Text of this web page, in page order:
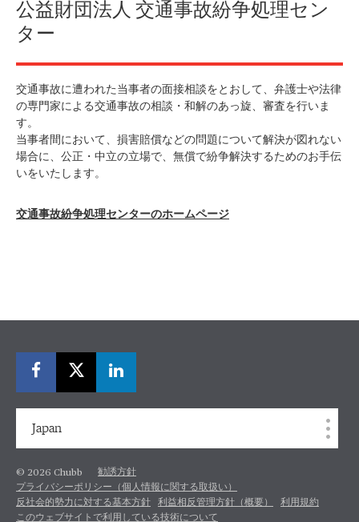
公益財団法人 交通事故紛争処理セン
ター
交通事故に遭われた当事者の面接相談をとおして、弁護士や法律
の専門家による交通事故の相談・和解のあっ旋、審査を行いま
す。
当事者間において、損害賠償などの問題について解決が図れない
場合に、公正・中立の立場で、無償で紛争解決するためのお手伝
いをいたします。
交通事故紛争処理センターのホームページ
Japan
© 2026 Chubb
勧誘方針
プライバシーポリシー（個人情報に関する取扱い）
反社会的勢力に対する基本方針
利益相反管理方針（概要）
利用規約
このウェブサイトで利用している技術について